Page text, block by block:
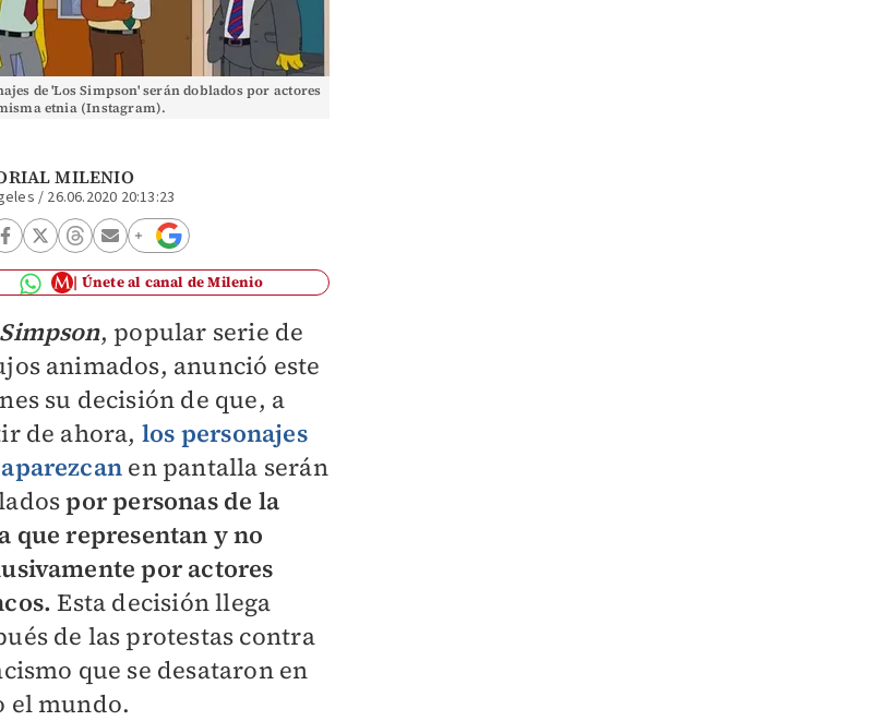
de 'Los Simpson' serán doblados por actores
etnia (Instagram).
MILENIO
/ 26.06.2020 20:13:23
Únete al canal de Milenio
, popular serie de
animados, anunció este
su decisión de que, a
de ahora, los personajes
en pantalla serán
por personas de la
que representan y no
por actores
Esta decisión llega
de las protestas contra
que se desataron en
el mundo.